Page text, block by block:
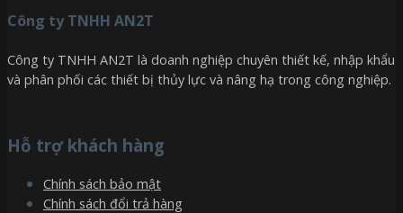
Công ty TNHH AN2T
Công ty TNHH AN2T là doanh nghiệp chuyên thiết kế, nhập khẩu
và phân phối các thiết bị thủy lực và nâng hạ trong công nghiệp.
Hỗ trợ khách hàng
Chính sách bảo mật
Chính sách đổi trả hàng